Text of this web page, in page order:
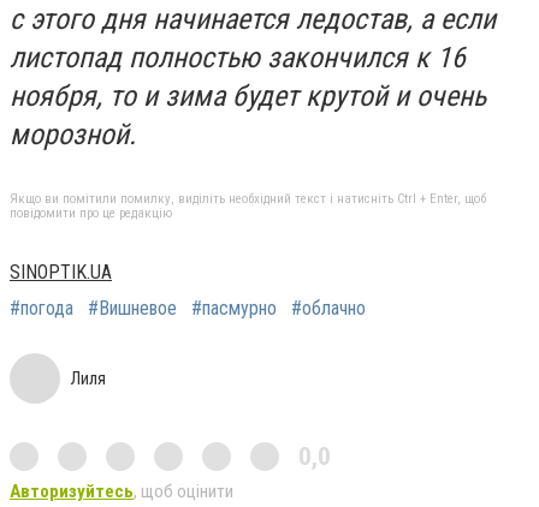
с этого дня начинается ледостав, а если
листопад полностью закончился к 16
ноября, то и зима будет крутой и очень
морозной.
Якщо ви помітили помилку, виділіть необхідний текст і натисніть Ctrl + Enter, щоб
повідомити про це редакцію
SINOPTIK.UA
#погода
#Вишневое #пасмурно #облачно
Лиля
0,0
Авторизуйтесь, щоб оцінити